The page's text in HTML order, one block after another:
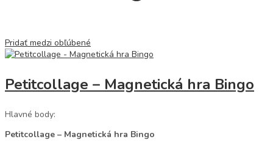
Pridať medzi obľúbené
Petitcollage – Magnetická hra Bingo
Hlavné body:
Petitcollage – Magnetická hra Bingo